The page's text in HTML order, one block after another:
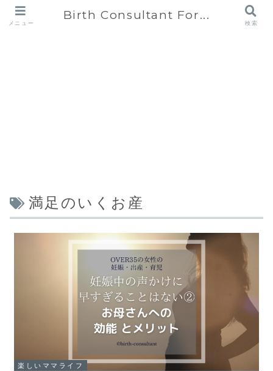
満足のいくお産
楽しいママライフ
メニュー
Birth Consultant For...
検索